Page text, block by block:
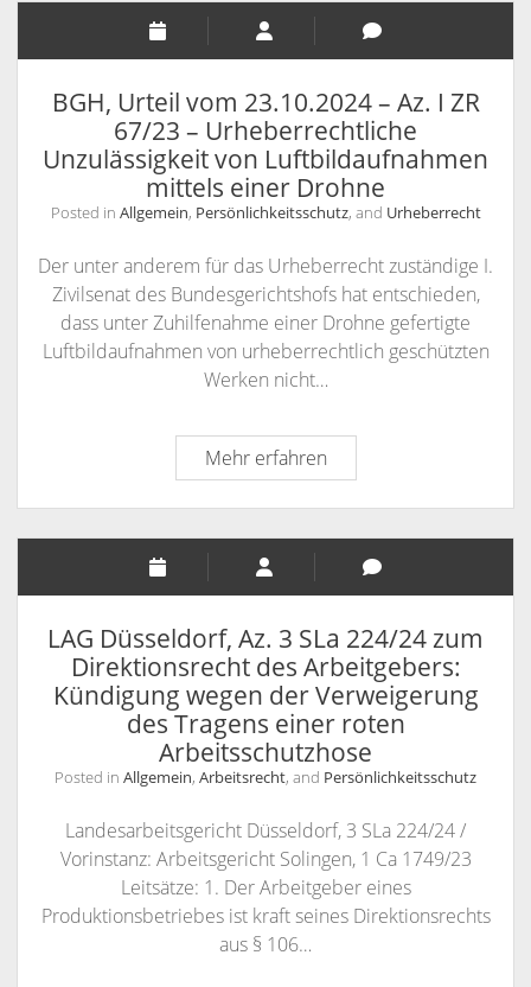
18.
November
2024
–
VI
ZR
10/24
-
im
Zusammenhang
mit
einem
sozialen
Netzwerk
Scraping)
BGH, Urteil vom 23.10.2024 – Az. I ZR
67/23 – Urheberrechtliche
Unzulässigkeit von Luftbildaufnahmen
mittels einer Drohne
Posted in Allgemein, Persönlichkeitsschutz, and Urheberrecht
Der unter anderem für das Urheberrecht zuständige I.
Zivilsenat des Bundesgerichtshofs hat entschieden,
dass unter Zuhilfenahme einer Drohne gefertigte
Luftbildaufnahmen von urheberrechtlich geschützten
Werken nicht…
Mehr erfahrenBGH,
Urteil
vom
23.10.2024
Az.
I
ZR
67/23
–
Urheberrechtliche
Unzulässigkeit
Luftbildaufnahmen
mittels
einer
Drohne
LAG Düsseldorf, Az. 3 SLa 224/24 zum
Direktionsrecht des Arbeitgebers:
Kündigung wegen der Verweigerung
des Tragens einer roten
Arbeitsschutzhose
Posted in Allgemein, Arbeitsrecht, and Persönlichkeitsschutz
Landesarbeitsgericht Düsseldorf, 3 SLa 224/24 /
Vorinstanz: Arbeitsgericht Solingen, 1 Ca 1749/23
Leitsätze: 1. Der Arbeitgeber eines
Produktionsbetriebes ist kraft seines Direktionsrechts
aus § 106…